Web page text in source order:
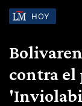
HOY
contra el